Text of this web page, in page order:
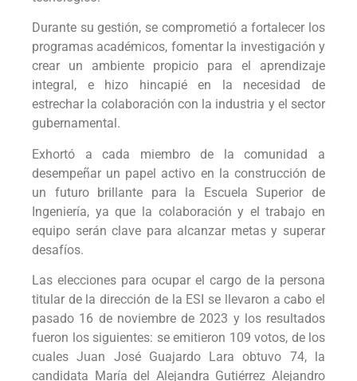
Durante su gestión, se comprometió a fortalecer los
programas académicos, fomentar la investigación y
crear un ambiente propicio para el aprendizaje
integral, e hizo hincapié en la necesidad de
estrechar la colaboración con la industria y el sector
gubernamental.
Exhortó a cada miembro de la comunidad a
desempeñar un papel activo en la construcción de
un futuro brillante para la Escuela Superior de
Ingeniería, ya que la colaboración y el trabajo en
equipo serán clave para alcanzar metas y superar
desafíos.
Las elecciones para ocupar el cargo de la persona
titular de la dirección de la ESI se llevaron a cabo el
pasado 16 de noviembre de 2023 y los resultados
fueron los siguientes: se emitieron 109 votos, de los
cuales Juan José Guajardo Lara obtuvo 74, la
candidata María del Alejandra Gutiérrez Alejandro